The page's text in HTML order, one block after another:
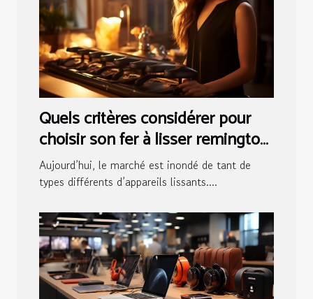
Quels critères considérer pour
choisir son fer à lisser remington
?
Aujourd’hui, le marché est inondé de tant de
types différents d’appareils lissants....